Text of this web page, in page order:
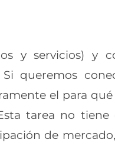
y servicios) y
queremos
el para qué
tarea no
de